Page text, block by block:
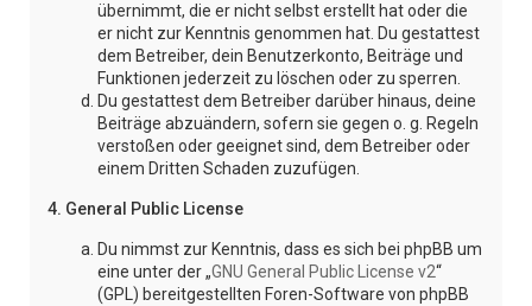
übernimmt, die er nicht selbst erstellt hat oder die
er nicht zur Kenntnis genommen hat. Du gestattest
dem Betreiber, dein Benutzerkonto, Beiträge und
Funktionen jederzeit zu löschen oder zu sperren.
Du gestattest dem Betreiber darüber hinaus, deine
Beiträge abzuändern, sofern sie gegen o. g. Regeln
verstoßen oder geeignet sind, dem Betreiber oder
einem Dritten Schaden zuzufügen.
4. General Public License
Du nimmst zur Kenntnis, dass es sich bei phpBB um
eine unter der „GNU General Public License v2“
(GPL) bereitgestellten Foren-Software von phpBB